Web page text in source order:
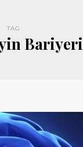
TAG
Bariyeri